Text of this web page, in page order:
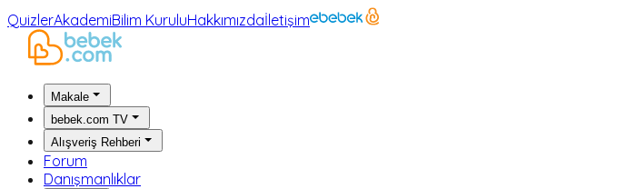
QuizlerAkademiBilim KuruluHakkımızdaİletişim
Makale
bebek.com TV
Alışveriş Rehberi
Forum
Danışmanlıklar